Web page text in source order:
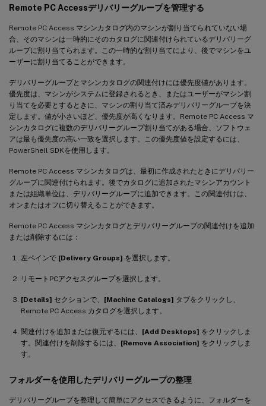
Remote PC Accessデリバリーグループを管理する
Remote PC Access マシンカタログ内のマシンが割り当てられていない場
合、そのマシンは一時的にそのカタログに関連付けられているデリバリーグ
ループに割り当てられます。この一時的な割り当てにより、後でマシンをユ
ーザーに割り当てることができます。
デリバリーグループとマシンカタログの関連付けには優先度値があります。
優先度は、マシンがシステムに登録されるとき、またはユーザーがマシン割
り当てを必要とするときに、マシンの割り当て済みデリバリーグループを決
定します。値が小さいほど、優先度が高くなります。Remote PC Access マ
シンカタログに複数のデリバリーグループ割り当てがある場合、ソフトウェ
アは最も優先度の高い一致を選択します。この優先度値を設定するには、
PowerShell SDKを使用します。
Remote PC Access マシンカタログは、最初に作成されたときにデリバリー
グループに関連付けられます。後でカタログに追加されたマシンアカウント
または組織単位は、デリバリーグループに追加できます。この関連付けは、
オンまたはオフに切り替えることができます。
Remote PC Access マシンカタログとデリバリーグループの関連付けを追加
または削除するには：
左ペインで [Delivery Groups] を選択します。
リモートPCアクセスグループを選択します。
[Details] セクションで、 [Machine Catalogs] タブをクリックし、
Remote PC Access カタログを選択します。
関連付けを追加または復元するには、 [Add Desktops] をクリックしま
す。関連付けを削除するには、 [Remove Association] をクリックしま
す。
フォルダーを使用したデリバリーグループの整理
デリバリーグループを整理して簡単にアクセスできるように、フォルダーを